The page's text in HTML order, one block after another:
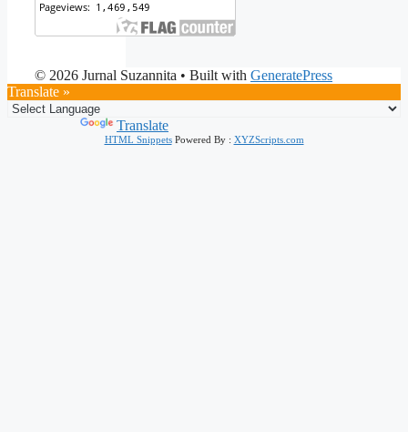
© 2026 Jurnal Suzannita • Built with GeneratePress
Translate »
Translate
HTML SnippetsPowered By : XYZScripts.com